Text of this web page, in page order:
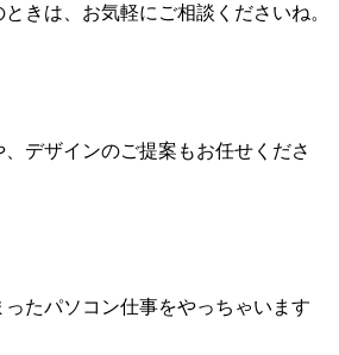
きは、お気軽にご相談くださいね。
デザインのご提案もお任せくださ
たパソコン仕事をやっちゃいます